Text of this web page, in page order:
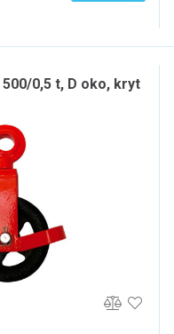
0,5 t, D oko, kryt